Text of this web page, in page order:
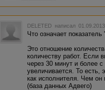
DELETED написал
Что означает
Это отношение
количеству работ. Если
через 30 минут и более
увеличивается. То есть,
как исполнителя. Чем
(база данных Адвего)